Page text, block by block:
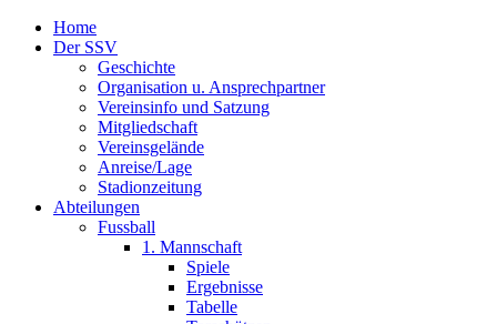
Home
Der SSV
Geschichte
Organisation u. Ansprechpartner
Vereinsinfo und Satzung
Mitgliedschaft
Vereinsgelände
Anreise/Lage
Stadionzeitung
Abteilungen
Fussball
1. Mannschaft
Spiele
Ergebnisse
Tabelle